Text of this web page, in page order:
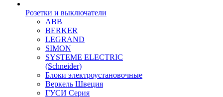
Розетки и выключатели
ABB
BERKER
LEGRAND
SIMON
SYSTEME ELECTRIC
(Schneider)
Блоки электроустановочные
Веркель Швеция
ГУСИ Серия